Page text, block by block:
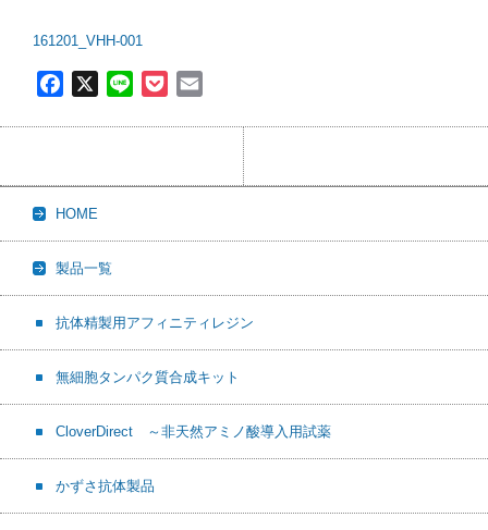
161201_VHH-001
b
o
o
k
e
l
HOME
製品一覧
抗体精製用アフィニティレジン
無細胞タンパク質合成キット
CloverDirect ～非天然アミノ酸導入用試薬
かずさ抗体製品